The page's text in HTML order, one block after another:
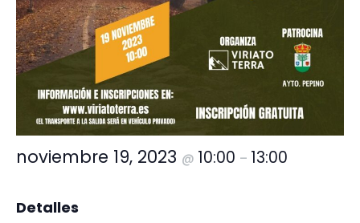
noviembre 19, 2023 @ 10:00 – 13:00
Detalles